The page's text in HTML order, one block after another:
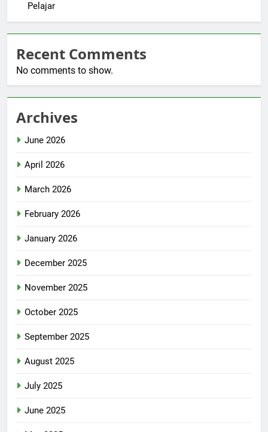
Pelajar
Recent Comments
No comments to show.
Archives
June 2026
April 2026
March 2026
February 2026
January 2026
December 2025
November 2025
October 2025
September 2025
August 2025
July 2025
June 2025